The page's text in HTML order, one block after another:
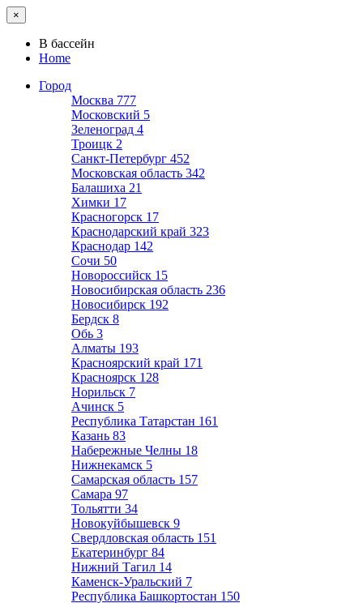
×
В бассейн
Home
Город
Москва 777
Московский 5
Зеленоград 4
Троицк 2
Санкт-Петербург 452
Московская область 342
Балашиха 21
Химки 17
Красногорск 17
Краснодарский край 323
Краснодар 142
Сочи 50
Новороссийск 15
Новосибирская область 236
Новосибирск 192
Бердск 8
Обь 3
Алматы 193
Красноярский край 171
Красноярск 128
Норильск 7
Ачинск 5
Республика Татарстан 161
Казань 83
Набережные Челны 18
Нижнекамск 5
Самарская область 157
Самара 97
Тольятти 34
Новокуйбышевск 9
Свердловская область 151
Екатеринбург 84
Нижний Тагил 14
Каменск-Уральский 7
Республика Башкортостан 150